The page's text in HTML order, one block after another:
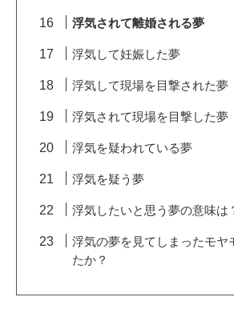
浮気されて離婚される夢
浮気して妊娠した夢
浮気して現場を目撃された夢
浮気されて現場を目撃した夢
浮気を疑われている夢
浮気を疑う夢
浮気したいと思う夢の意味は
浮気の夢を見てしまったモヤ
たか？